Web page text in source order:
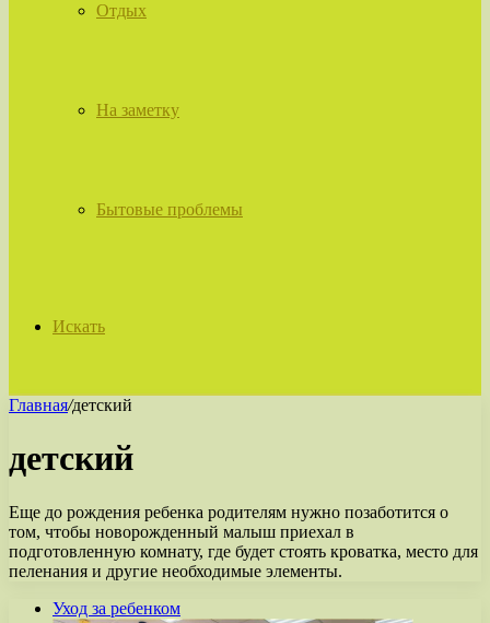
Отдых
На заметку
Бытовые проблемы
Искать
Главная/детский
детский
Еще до рождения ребенка родителям нужно позаботится о
том, чтобы новорожденный малыш приехал в
подготовленную комнату, где будет стоять кроватка, место для
пеленания и другие необходимые элементы.
Уход за ребенком